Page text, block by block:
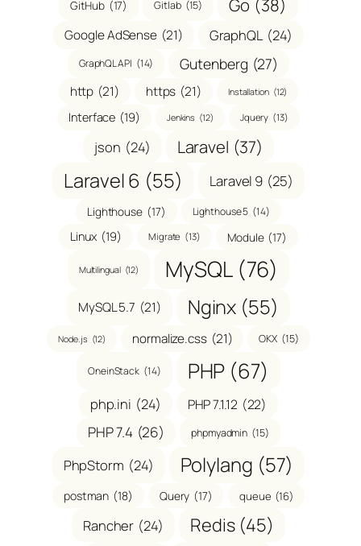
GitHub (17) Gitlab (15) Go (38)
Google AdSense (21) GraphQL (24)
GraphQL API (14) Gutenberg (27)
http (21) https (21) Installation (12)
Interface (19) Jenkins (12) Jquery (13)
json (24) Laravel (37)
Laravel 6 (55) Laravel 9 (25)
Lighthouse (17) Lighthouse 5 (14)
Linux (19) Migrate (13) Module (17)
Multilingual (12) MySQL (76)
MySQL 5.7 (21) Nginx (55)
Node.js (12) normalize.css (21) OKX (15)
OneinStack (14) PHP (67)
php.ini (24) PHP 7.1.12 (22)
PHP 7.4 (26) phpmyadmin (15)
PhpStorm (24) Polylang (57)
postman (18) Query (17) queue (16)
Rancher (24) Redis (45)